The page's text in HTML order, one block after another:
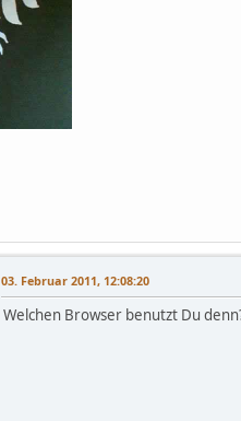
03. Februar 2011, 12:08:20
Welchen Browser benutzt Du